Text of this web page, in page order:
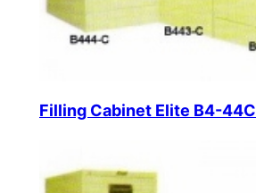
Filling Cabinet Elite B4-44C